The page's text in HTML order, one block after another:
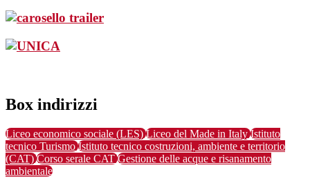
Box indirizzi
Liceo economico sociale (LES)Liceo del Made in ItalyIstituto
tecnico TurismoIstituto tecnico costruzioni, ambiente e territorio
(CAT)Corso serale CATGestione delle acque e risanamento
ambientale